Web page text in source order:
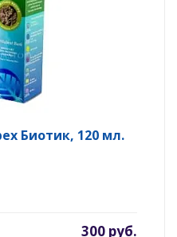
Биотик, 120 мл.
300 руб.